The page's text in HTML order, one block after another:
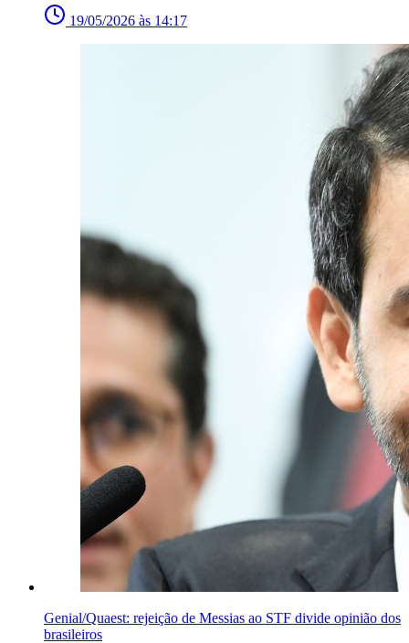
19/05/2026 às 14:17
Genial/Quaest: rejeição de Messias ao STF divide opinião dos
brasileiros